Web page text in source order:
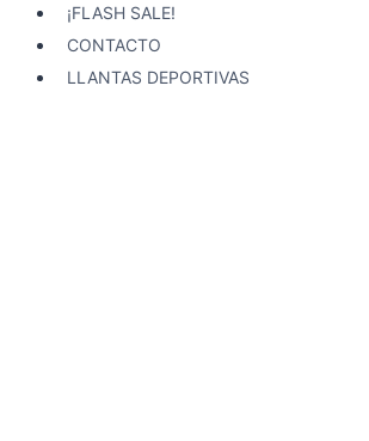
¡FLASH SALE!
CONTACTO
LLANTAS DEPORTIVAS